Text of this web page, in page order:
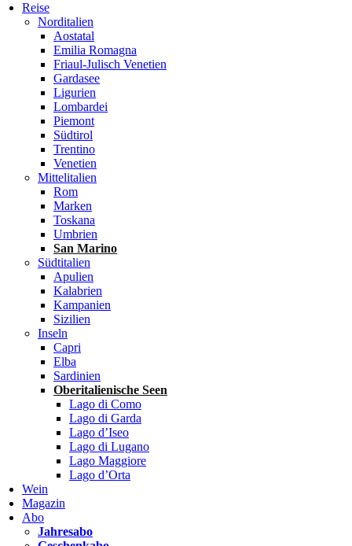
Reise
Norditalien
Aostatal
Emilia Romagna
Friaul-Julisch Venetien
Gardasee
Ligurien
Lombardei
Piemont
Südtirol
Trentino
Venetien
Mittelitalien
Rom
Marken
Toskana
Umbrien
San Marino
Südtitalien
Apulien
Kalabrien
Kampanien
Sizilien
Inseln
Capri
Elba
Sardinien
Oberitalienische Seen
Lago di Como
Lago di Garda
Lago d’Iseo
Lago di Lugano
Lago Maggiore
Lago d’Orta
Wein
Magazin
Abo
Jahresabo